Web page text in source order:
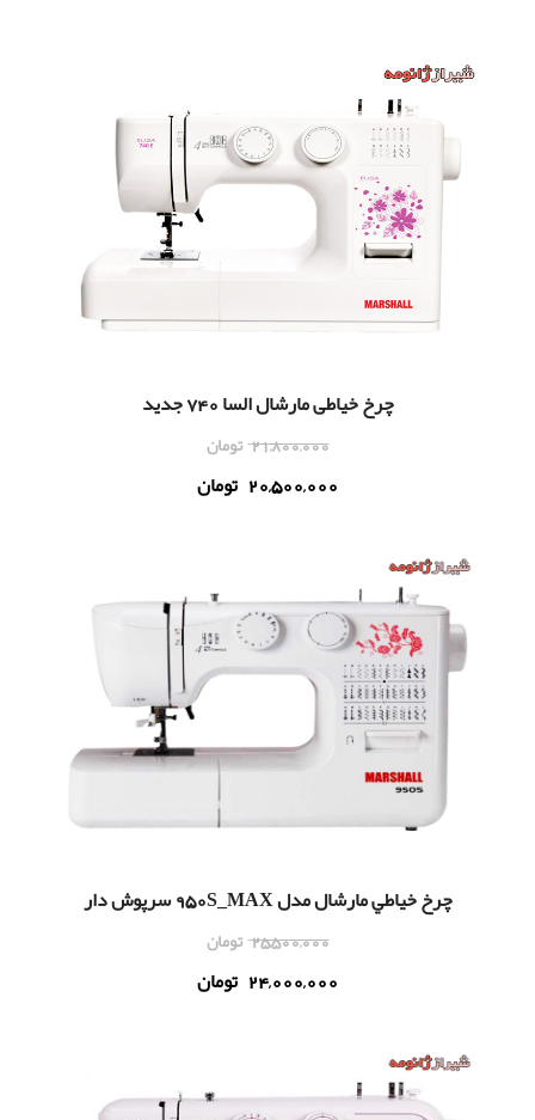
چرخ خياطی مارشال السا 740 جدید
21,800,000 تومان
20,500,000 تومان
چرخ خياطي مارشال مدل 950S_MAX سرپوش دار
25,500,000 تومان
24,000,000 تومان